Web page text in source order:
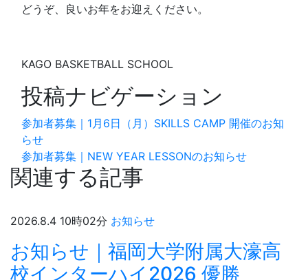
どうぞ、良いお年をお迎えください。
KAGO BASKETBALL SCHOOL
投稿ナビゲーション
参加者募集｜1月6日（月）SKILLS CAMP 開催のお知
らせ
参加者募集｜NEW YEAR LESSONのお知らせ
関連する記事
2026.8.4 10時02分 お知らせ
お知らせ｜福岡大学附属大濠高
校インターハイ2026 優勝